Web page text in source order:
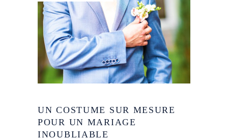
UN COSTUME SUR MESURE
POUR UN MARIAGE
INOUBLIABLE